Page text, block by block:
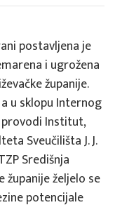
postavljena je
i ugrožena
županije.
u sklopu Internog
provodi Institut,
Sveučilišta J. J.
Središnja
županije željelo se
potencijale